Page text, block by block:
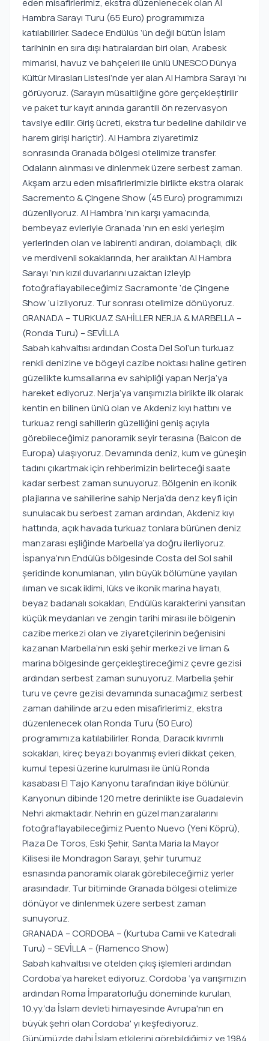
eden misafirlerimiz, ekstra düzenlenecek olan Al
Hambra Sarayı Turu (65 Euro) programımıza
katılabilirler. Sadece Endülüs ‘ün değil bütün İslam
tarihinin en sıra dışı hatıralardan biri olan, Arabesk
mimarisi, havuz ve bahçeleri ile ünlü UNESCO Dünya
Kültür Mirasları Listesi’nde yer alan Al Hambra Sarayı ‘nı
görüyoruz. (Sarayın müsaitliğine göre gerçekleştirilir
ve paket tur kayıt anında garantili ön rezervasyon
tavsiye edilir. Giriş ücreti, ekstra tur bedeline dahildir ve
harem girişi hariçtir). Al Hambra ziyaretimiz
sonrasında Granada bölgesi otelimize transfer.
Odaların alınması ve dinlenmek üzere serbest zaman.
Akşam arzu eden misafirlerimizle birlikte ekstra olarak
Sacremento & Çingene Show (45 Euro) programımızı
düzenliyoruz. Al Hambra ‘nın karşı yamacında,
bembeyaz evleriyle Granada ‘nın en eski yerleşim
yerlerinden olan ve labirenti andıran, dolambaçlı, dik
ve merdivenli sokaklarında, her aralıktan Al Hambra
Sarayı ‘nın kızıl duvarlarını uzaktan izleyip
fotoğraflayabileceğimiz Sacramonte ‘de Çingene
Show ‘u izliyoruz. Tur sonrası otelimize dönüyoruz.
GRANADA – TURKUAZ SAHİLLER NERJA & MARBELLA –
(Ronda Turu) – SEVİLLA
Sabah kahvaltısı ardından Costa Del Sol’un turkuaz
renkli denizine ve bögeyi cazibe noktası haline getiren
güzellikte kumsallarına ev sahipliği yapan Nerja’ya
hareket ediyoruz. Nerja’ya varışımızla birlikte ilk olarak
kentin en bilinen ünlü olan ve Akdeniz kıyı hattını ve
turkuaz rengi sahillerin güzelliğini geniş açıyla
görebileceğimiz panoramik seyir terasına (Balcon de
Europa) ulaşıyoruz. Devamında deniz, kum ve güneşin
tadını çıkartmak için rehberimizin belirteceği saate
kadar serbest zaman sunuyoruz. Bölgenin en ikonik
plajlarına ve sahillerine sahip Nerja’da denz keyfi için
sunulacak bu serbest zaman ardından, Akdeniz kıyı
hattında, açık havada turkuaz tonlara bürünen deniz
manzarası eşliğinde Marbella’ya doğru ilerliyoruz.
İspanya’nın Endülüs bölgesinde Costa del Sol sahil
şeridinde konumlanan, yılın büyük bölümüne yayılan
ılıman ve sıcak iklimi, lüks ve ikonik marina hayatı,
beyaz badanalı sokakları, Endülüs karakterini yansıtan
küçük meydanları ve zengin tarihi mirası ile bölgenin
cazibe merkezi olan ve ziyaretçilerinin beğenisini
kazanan Marbella’nın eski şehir merkezi ve liman &
marina bölgesinde gerçekleştireceğimiz çevre gezisi
ardından serbest zaman sunuyoruz. Marbella şehir
turu ve çevre gezisi devamında sunacağımız serbest
zaman dahilinde arzu eden misafirlerimiz, ekstra
düzenlenecek olan Ronda Turu (50 Euro)
programımıza katılabilirler. Ronda, Daracık kıvrımlı
sokakları, kireç beyazı boyanmış evleri dikkat çeken,
kumul tepesi üzerine kurulması ile ünlü Ronda
kasabası El Tajo Kanyonu tarafından ikiye bölünür.
Kanyonun dibinde 120 metre derinlikte ise Guadalevin
Nehri akmaktadır. Nehrin en güzel manzaralarını
fotoğraflayabileceğimiz Puento Nuevo (Yeni Köprü),
Plaza De Toros, Eski Şehir, Santa Maria la Mayor
Kilisesi ile Mondragon Sarayı, şehir turumuz
esnasında panoramik olarak görebileceğimiz yerler
arasındadır. Tur bitiminde Granada bölgesi otelimize
dönüyor ve dinlenmek üzere serbest zaman
sunuyoruz.
GRANADA – CORDOBA – (Kurtuba Camii ve Katedrali
Turu) – SEVİLLA – (Flamenco Show)
Sabah kahvaltısı ve otelden çıkış işlemleri ardından
Cordoba’ya hareket ediyoruz. Cordoba ‘ya varışımızın
ardından Roma İmparatorluğu döneminde kurulan,
10.yy.’da İslam devleti himayesinde Avrupa'nın en
büyük şehri olan Cordoba' yı keşfediyoruz.
Günümüzde dahi İslam etkilerini görebildiğimiz ve 1984